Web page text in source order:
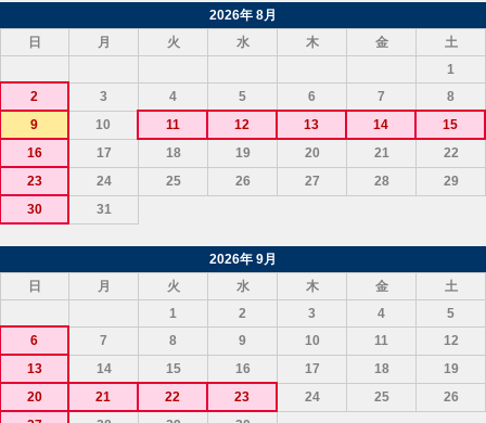
2026年 8月
日
月 火 水 木 金
土
1
2
3 4 5 6 7
8
9
10 11 12 13 14
15
16
17 18 19 20 21
22
23
24 25 26 27 28
29
30
31
2026年 9月
日
月 火 水 木 金
土
1
2 3 4
5
6
7 8 9 10 11
12
13
14 15 16 17 18
19
20
21 22 23 24 25
26